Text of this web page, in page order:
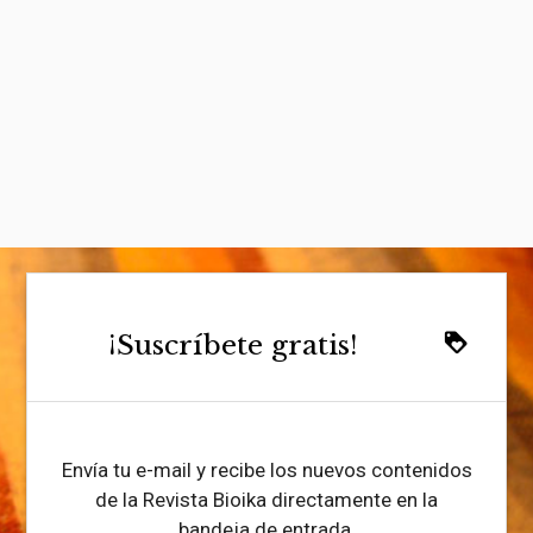
loyalty
¡Suscríbete gratis!
Envía tu e-mail y recibe los nuevos contenidos
de la Revista Bioika directamente en la